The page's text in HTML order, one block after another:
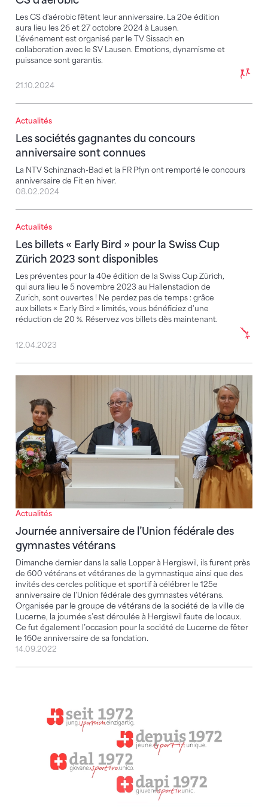
Les CS d'aérobic fêtent leur anniversaire. La 20e édition
aura lieu les 26 et 27 octobre 2024 à Lausen.
L'événement est organisé par le TV Sissach en
collaboration avec le SV Lausen. Emotions, dynamisme et
puissance sont garantis.
21.10.2024
Actualités
Les sociétés gagnantes du concours
anniversaire sont connues
La NTV Schinznach-Bad et la FR Pfyn ont remporté le concours
anniversaire de Fit en hiver.
Les sociétés gagnantes du concours anniversaire
08.02.2024
Actualités
Les billets « Early Bird » pour la Swiss Cup
Zürich 2023 sont disponibles
Les préventes pour la 40e édition de la Swiss Cup Zürich,
qui aura lieu le 5 novembre 2023 au Hallenstadion de
Zurich, sont ouvertes ! Ne perdez pas de temps : grâce
aux billets « Early Bird » limités, vous bénéficiez d'une
réduction de 20 %. Réservez vos billets dès maintenant.
Les billets « Early Bird » pour la Swiss Cup Zürich
12.04.2023
Actualités
Journée anniversaire de l’Union fédérale des
gymnastes vétérans
Dimanche dernier dans la salle Lopper à Hergiswil, ils furent près
de 600 vétérans et vétéranes de la gymnastique ainsi que des
invités des cercles politique et sportif à célébrer le 125e
anniversaire de l’Union fédérale des gymnastes vétérans.
Organisée par le groupe de vétérans de la société de la ville de
Lucerne, la journée s’est déroulée à Hergiswil faute de locaux.
Ce fut également l’occasion pour la société de Lucerne de fêter
le 160e anniversaire de sa fondation.
Journée anniversaire de l’Union fédérale des
14.09.2022